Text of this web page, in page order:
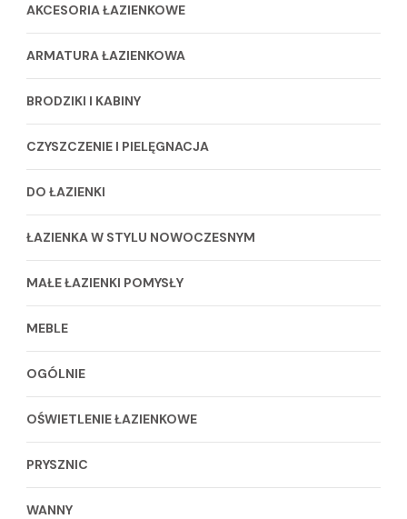
AKCESORIA ŁAZIENKOWE
ARMATURA ŁAZIENKOWA
BRODZIKI I KABINY
CZYSZCZENIE I PIELĘGNACJA
DO ŁAZIENKI
ŁAZIENKA W STYLU NOWOCZESNYM
MAŁE ŁAZIENKI POMYSŁY
MEBLE
OGÓLNIE
OŚWIETLENIE ŁAZIENKOWE
PRYSZNIC
WANNY